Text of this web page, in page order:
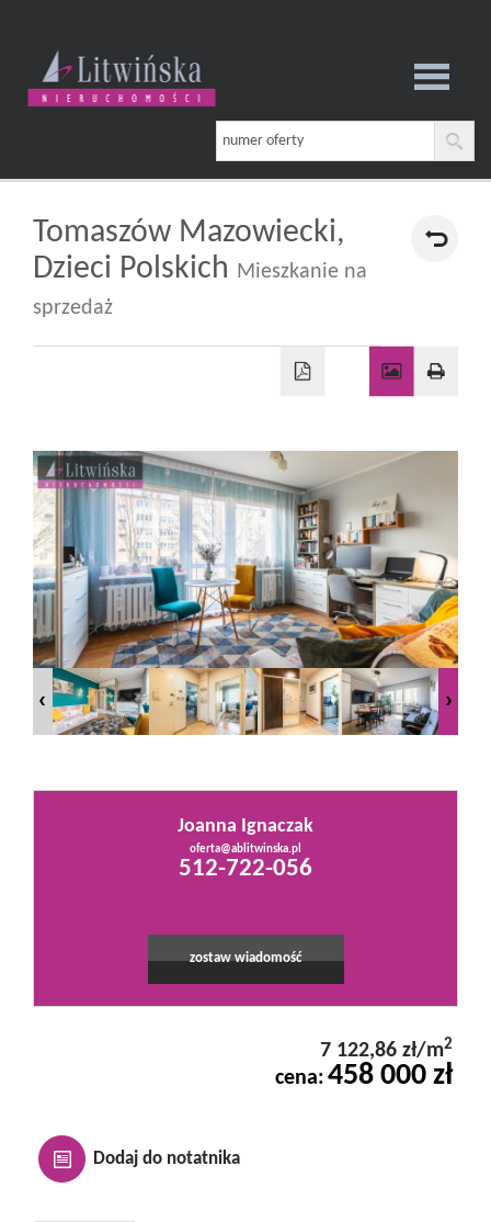
Strona
główna
firmie
Oferta
Mieszkania
Domy
Działki
Kontakt
Notatnik
Tomaszów Mazowiecki,
Dzieci Polskich Mieszkanie na
sprzedaż
Joanna Ignaczak
oferta@ablitwinska.pl
512-722-056
zostaw wiadomość
7 122,86 zł/m2
cena: 458 000 zł
Dodaj do notatnika